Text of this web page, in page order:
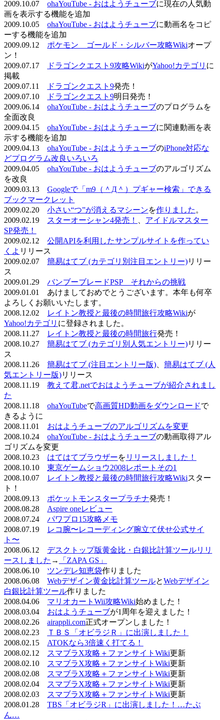
2009.10.07 ohaYouTube - おはようチューブに現在の人気動
画を表示する機能を追加
2009.10.05 ohaYouTube - おはようチューブに動画名をコピ
ーする機能を追加
2009.09.12 ポケモン ゴールド・シルバー攻略Wikiオープ
ン！
2009.07.17
ドラゴンクエスト9攻略WikiがYahoo!カテゴリ に
掲載
2009.07.11
ドラゴンクエスト9発売！
2009.07.10
ドラゴンクエスト9明日発売！
2009.06.14 ohaYouTube - おはようチューブのプログラムを
全面改良
2009.04.15 ohaYouTube - おはようチューブに関連動画を表
示する機能を追加
2009.04.13 ohaYouTube - おはようチューブのiPhone対応な
どプログラム改良いろいろ
2009.04.05 ohaYouTube - おはようチューブのアルゴリズム
を改良
2009.03.13 Googleで「m9（＾Д＾）プギャー検索」できる
ブックマークレット
2009.02.20 小さい“つ”が消えるマシーンを作りました 。
2009.02.19
スターオーシャン4発売！
アイドルマスター
SP発売！
2009.02.12 公開APIを利用したサンプルサイトを作ってい
くよ リリース
2009.02.07 簡易はてブ (カテゴリ別注目エントリー)リリー
ス
2009.01.29 バンブーブレードPSP それからの挑戦
2009.01.01 あけましておめでとうございます。本年も何卒
よろしくお願いいたします。
2008.12.02
レイトン教授と最後の時間旅行攻略Wikiが
Yahoo!カテゴリ に登録されました。
2008.11.27
レイトン教授と最後の時間旅行発売！
2008.10.27 簡易はてブ (カテゴリ別人気エントリー)リリー
ス
2008.11.26 簡易はてブ (注目エントリー版)
簡易はてブ (人
気エントリー版)リリース
2008.11.19 教えて君.netでおはようチューブが紹介されまし
た
2008.11.18 ohaYouTubeで高画質HD動画をダウンロードで
きるように
2008.11.01 おはようチューブのアルゴリズムを変更
2008.10.24 ohaYouTube - おはようチューブの動画取得アル
ゴリズムを変更
2008.10.23 はてはてブラウザーを リリースしました！
2008.10.10 東京ゲームショウ2008レポートその1
2008.10.07
レイトン教授と最後の時間旅行攻略Wikiスター
ト！
2008.09.13 ポケットモンスタープラチナ発売！
2008.08.28 Aspire oneレビュー
2008.07.24 パワプロ15攻略メモ
2008.07.19
レコ腕〜レコーディング腕立て伏せ公式サイ
ト〜
2008.06.12 デスクトップ版黄金比・白銀比計算ツールリリ
ースしました →
「ZAPA GS」
2008.06.10 ツンデレ知恵袋作りました
2008.06.08 Webデザイン黄金比計算ツールとWebデザイン
白銀比計算ツール作りました
2008.04.06 マリオカートWii攻略Wiki始めました！
2008.03.04 おはようチューブが1周年を迎えました！
2008.02.26 airappli.com正式オープンしました！
2008.02.23
ＴＢＳ「オビラジＲ」に出演しました！
2008.02.15 ATOKなら3倍速く打てる！
2008.02.12
スマブラX攻略＋ファンサイトWiki更新
2008.02.10
スマブラX攻略＋ファンサイトWiki更新
2008.02.08
スマブラX攻略＋ファンサイトWiki更新
2008.02.04
スマブラX攻略＋ファンサイトWiki更新
2008.02.03
スマブラX攻略＋ファンサイトWiki更新
2008.01.28 TBS「オビラジR」に出演しました！…たぶ
ん…